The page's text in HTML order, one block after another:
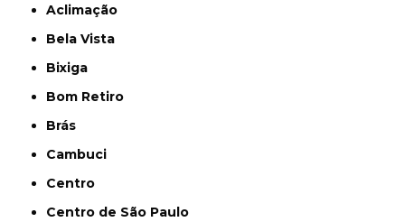
Aclimação
Bela Vista
Bixiga
Bom Retiro
Brás
Cambuci
Centro
Centro de São Paulo